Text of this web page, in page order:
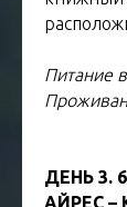
Питание
ДЕНЬ 3.
АЙРЕС